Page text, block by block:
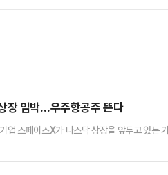
장 임박…우주항공주 뜬다
업 스페이스X가 나스닥 상장을 앞두고 있는
은 기간 스페이스X의 1차 벤더사로 알려